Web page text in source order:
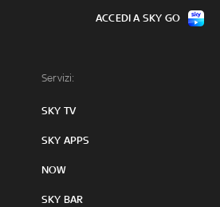
Servizi:
SKY TV
SKY APPS
NOW
SKY BAR
ACCEDI A SKY GO